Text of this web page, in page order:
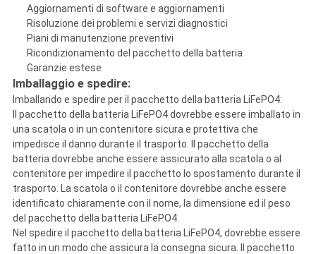
Aggiornamenti di software e aggiornamenti
Risoluzione dei problemi e servizi diagnostici
Piani di manutenzione preventivi
Ricondizionamento del pacchetto della batteria
Garanzie estese
Imballaggio e spedire:
Imballando e spedire per il pacchetto della batteria LiFePO4:
Il pacchetto della batteria LiFePO4 dovrebbe essere imballato in
una scatola o in un contenitore sicura e protettiva che
impedisce il danno durante il trasporto. Il pacchetto della
batteria dovrebbe anche essere assicurato alla scatola o al
contenitore per impedire il pacchetto lo spostamento durante il
trasporto. La scatola o il contenitore dovrebbe anche essere
identificato chiaramente con il nome, la dimensione ed il peso
del pacchetto della batteria LiFePO4.
Nel spedire il pacchetto della batteria LiFePO4, dovrebbe essere
fatto in un modo che assicura la consegna sicura. Il pacchetto